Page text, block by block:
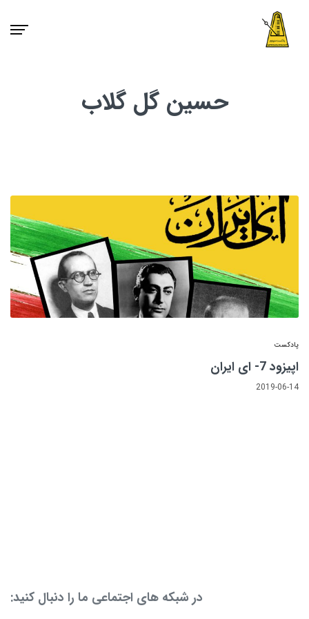
حسین گل گلاب
پادکست
اپیزود 7- ای ایران
2019-06-14
در شبکه های اجتماعی ما را دنبال کنید: